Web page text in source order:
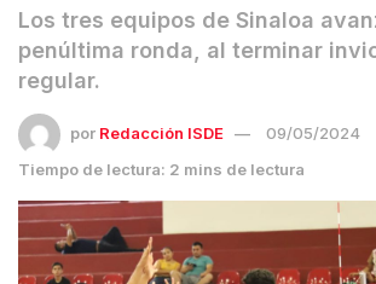
Los tres equipos de Sinaloa
penúltima ronda, al terminar
regular.
por Redacción ISDE
09/05/2024
Tiempo de lectura: 2 mins de lectura